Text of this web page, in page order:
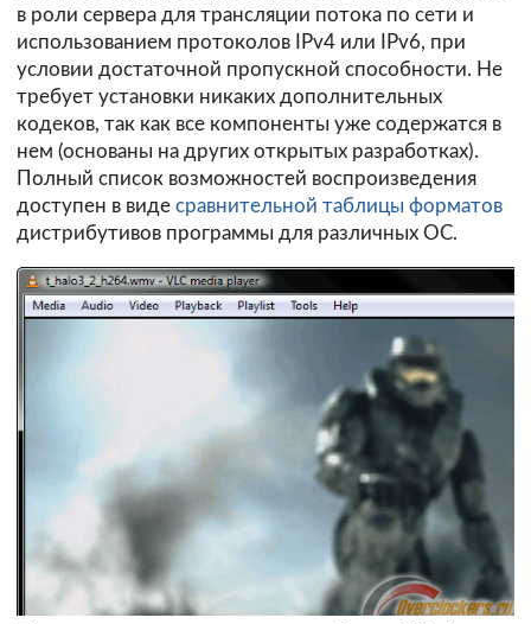
в роли сервера для трансляции потока по сети и
использованием протоколов IPv4 или IPv6, при
условии достаточной пропускной способности. Не
требует установки никаких дополнительных
кодеков, так как все компоненты уже содержатся в
нем (основаны на других открытых разработках).
Полный список возможностей воспроизведения
доступен в виде сравнительной таблицы форматов
дистрибутивов программы для различных ОС.